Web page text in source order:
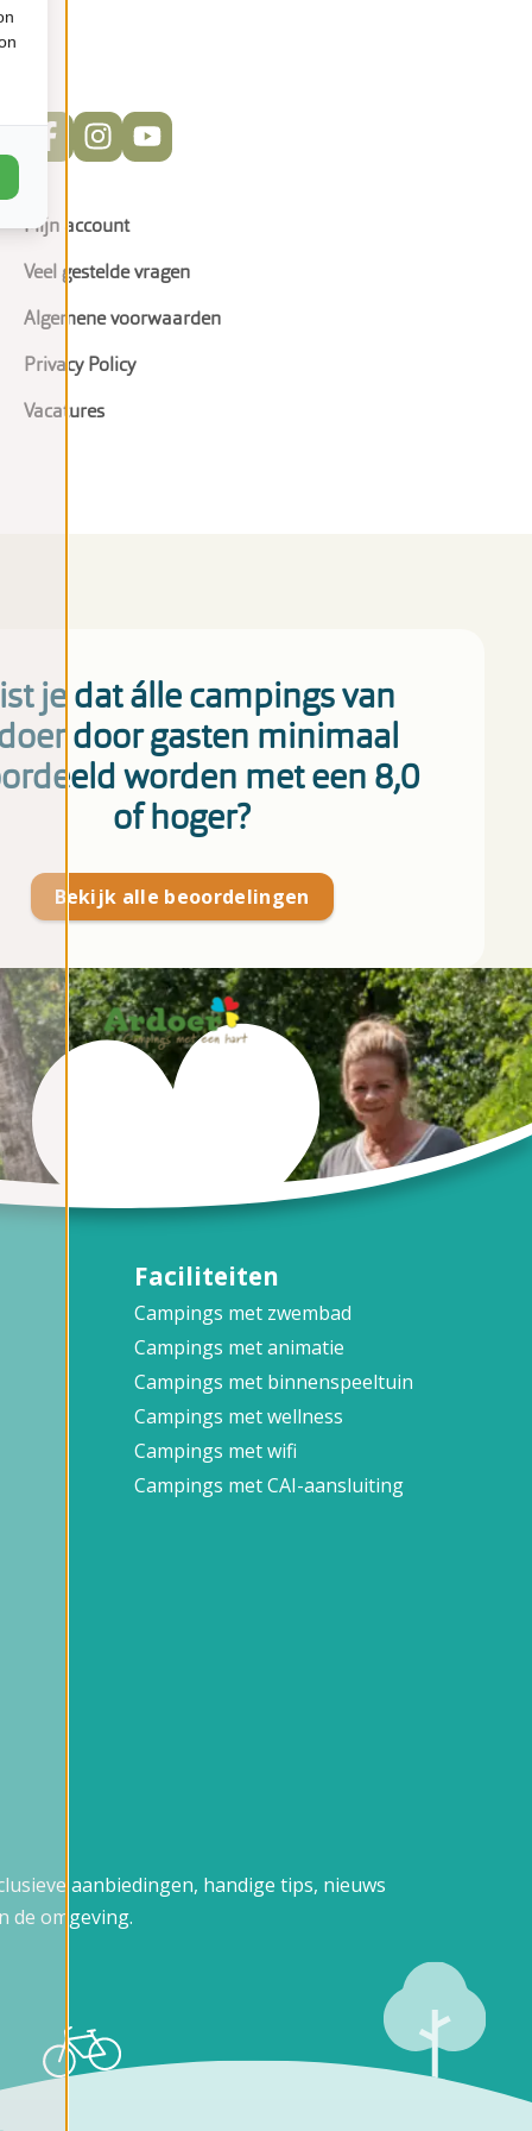
Mijn account
Veel gestelde vragen
Algemene voorwaarden
Privacy Policy
Vacatures
je dat álle campings van
door gasten minimaal
worden met een 8,0
of hoger?
Bekijk alle beoordelingen
Faciliteiten
Campings met zwembad
Campings met animatie
Campings met binnenspeeltuin
Campings met wellness
Campings met wifi
Campings met CAI-aansluiting
aanbiedingen, handige tips, nieuws
de omgeving.